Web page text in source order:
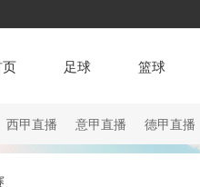
足球 篮球
西甲直播 意甲直播 德甲直播